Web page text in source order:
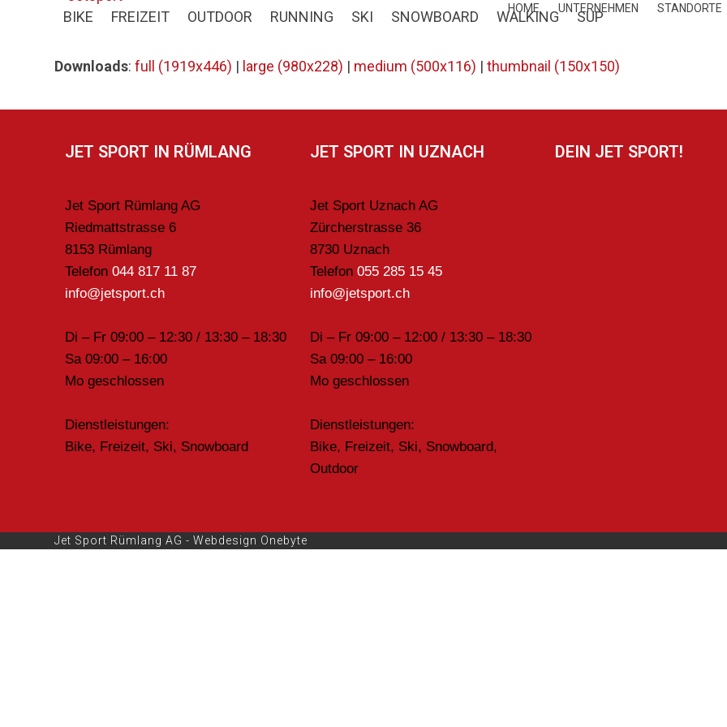
HOME UNTERNEHMEN STANDORTE
BIKE FREIZEIT OUTDOOR RUNNING SKI SNOWBOARD WALKING SUP
Downloads:full (1919x446) | large (980x228) | medium (500x116) |thumbnail (150x150)
JET SPORT IN RÜMLANG
Jet Sport Rümlang AG
Riedmattstrasse 6
8153 Rümlang
Telefon 044 817 11 87
info@jetsport.ch
Di – Fr 09:00 – 12:30 / 13:30 – 18:30
Sa 09:00 – 16:00
Mo geschlossen
Dienstleistungen:
Bike, Freizeit, Ski, Snowboard
JET SPORT IN UZNACH
Jet Sport Uznach AG
Zürcherstrasse 36
8730 Uznach
Telefon055 285 15 45
info@jetsport.ch
Di – Fr 09:00 – 12:00 / 13:30 – 18:30
Sa 09:00 – 16:00
Mo geschlossen
Dienstleistungen:
Bike, Freizeit, Ski, Snowboard,
Outdoor
DEIN JET SPORT!
Jet Sport Rümlang AG -Webdesign Onebyte